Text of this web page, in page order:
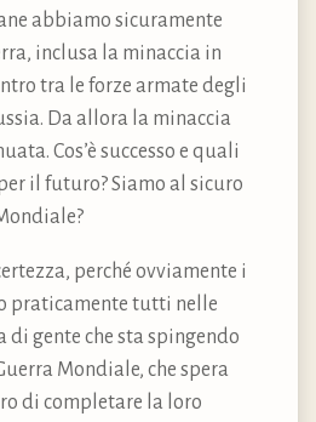
abbiamo sicuramente
inclusa la minaccia in
tra le forze armate degli
Da allora la minaccia
Cos’è successo e quali
il futuro? Siamo al sicuro
perché ovviamente i
praticamente tutti nelle
gente che sta spingendo
Mondiale, che spera
di completare la loro